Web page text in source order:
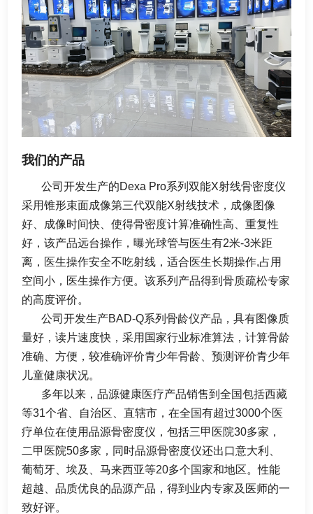
我们的产品
公司开发生产的Dexa Pro系列双能X射线骨密度仪
采用锥形束面成像第三代双能X射线技术，成像图像
好、成像时间快、使得骨密度计算准确性高、重复性
好，该产品远台操作，曝光球管与医生有2米-3米距
离，医生操作安全不吃射线，适合医生长期操作,占用
空间小，医生操作方便。该系列产品得到骨质疏松专家
的高度评价。
公司开发生产BAD-Q系列骨龄仪产品，具有图像质
量好，读片速度快，采用国家行业标准算法，计算骨龄
准确、方便，较准确评价青少年骨龄、预测评价青少年
儿童健康状况。
多年以来，品源健康医疗产品销售到全国包括西藏
等31个省、自治区、直辖市，在全国有超过3000个医
疗单位在使用品源骨密度仪，包括三甲医院30多家，
二甲医院50多家，同时品源骨密度仪还出口意大利、
葡萄牙、埃及、马来西亚等20多个国家和地区。性能
超越、品质优良的品源产品，得到业内专家及医师的一
致好评。